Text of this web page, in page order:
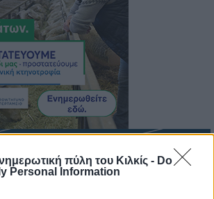
πύλη του Κιλκίς - Do
Personal Information